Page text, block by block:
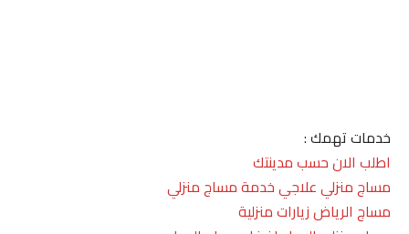
خدمات تهمك :
اطلب الان حسب مدينتك
مساج منزلي علاجي خدمة مساج منزلي
مساج الرياض زيارات منزلية